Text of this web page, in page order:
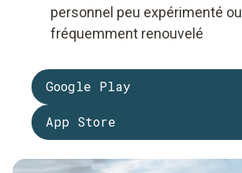
personnel peu expérimenté ou
fréquemment renouvelé
Google Play
App Store